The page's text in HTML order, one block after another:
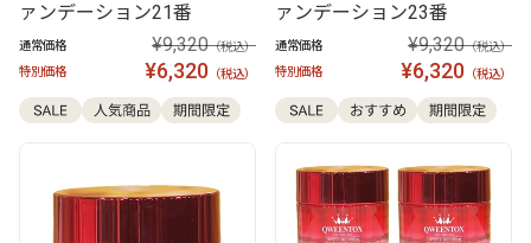
ァンデーション21番
通常価格 ¥9,320（税込）
特別価格
¥6,320 （税込）
ァンデーション23番
通常価格 ¥9,320（税込）
特別価格
¥6,320 （税込）